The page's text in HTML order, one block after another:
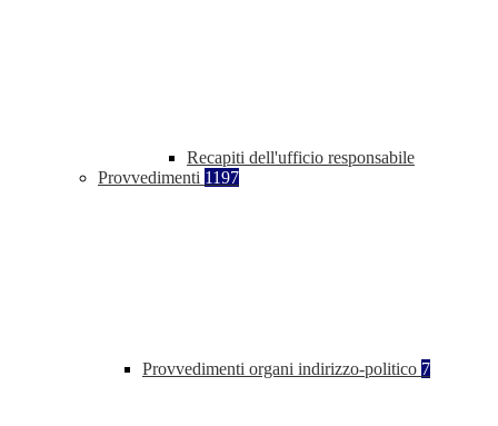
Recapiti dell'ufficio responsabile
Provvedimenti 1197
Provvedimenti organi indirizzo-politico 7